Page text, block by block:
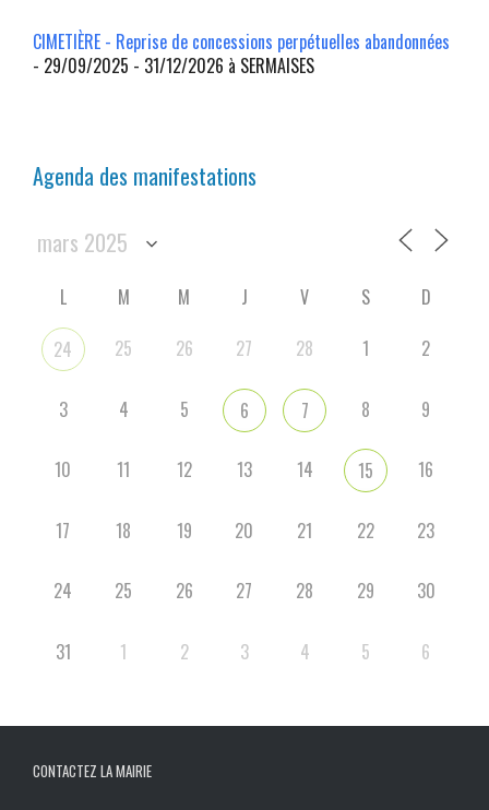
CIMETIÈRE - Reprise de concessions perpétuelles abandonnées
- 29/09/2025 - 31/12/2026 à SERMAISES
Agenda des manifestations
L M M J V S D
24 25 26 27 28 1 2
3 4 5 6 7 8 9
10 11 12 13 14 15 16
17 18 19 20 21 22 23
24 25 26 27 28 29 30
31 1 2 3 4 5 6
CONTACTEZ LA MAIRIE